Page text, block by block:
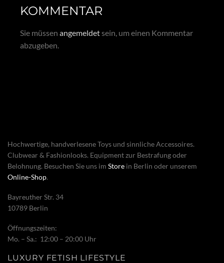
KOMMENTAR
Sie müssen angemeldetsein, um einen Kommentar
abzugeben.
Hochwertige, handverlesene Toys und sinnliche Accessoires.
Clubwear & Fashionlooks. Equipment zur Bestrafung oder
Belohnung. Besuchen Sie uns im Store in Berlin oder unserem
Online-Shop.
Bayreuther Str. 34
10789 Berlin
Öffnungszeiten:
Mo. – Sa.: 12:00 – 20:00 Uhr
LUXURY FETISH LIFESTYLE